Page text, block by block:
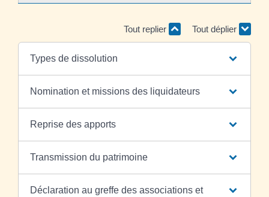
Tout replier Tout déplier
Types de dissolution
Nomination et missions des liquidateurs
Reprise des apports
Transmission du patrimoine
Déclaration au greffe des associations et